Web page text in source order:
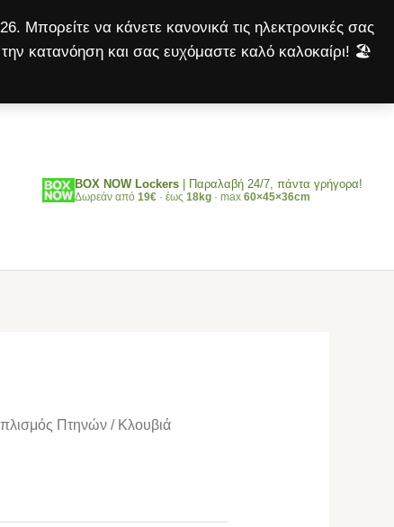
Μπορείτε να κάνετε κανονικά τις ηλεκτρονικές σας
κατανόηση και σας ευχόμαστε καλό καλοκαίρι! 🏖️
BOX NOW Lockers | Παραλαβή 24/7, πάντα γρήγορα!
Δωρεάν από 19€ · έως 18kg · max 60×45×36cm
Πτηνών/ Κλουβιά